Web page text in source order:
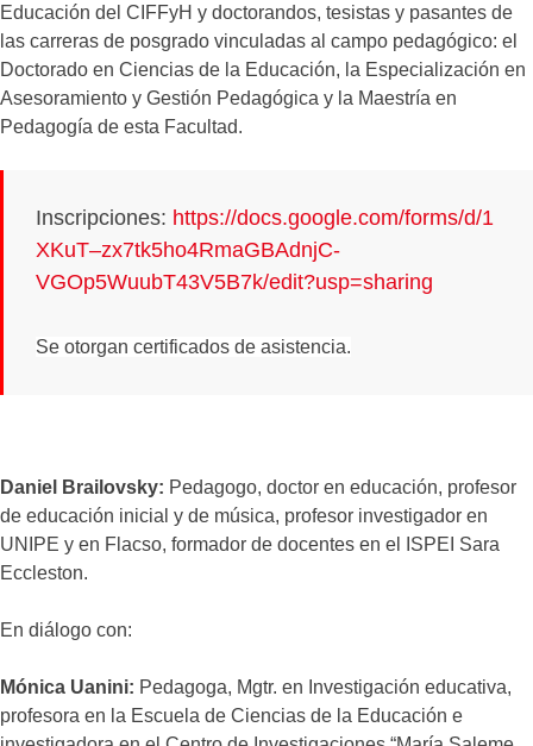
Educación del CIFFyH y doctorandos, tesistas y pasantes de
las carreras de posgrado vinculadas al campo pedagógico: el
Doctorado en Ciencias de la Educación, la Especialización en
Asesoramiento y Gestión Pedagógica y la Maestría en
Pedagogía de esta Facultad.
Inscripciones: https://docs.google.com/forms/d/1
XKuT–zx7tk5ho4RmaGBAdnjC-
VGOp5WuubT43V5B7k/edit?usp=sharing
Se otorgan certificados de asistencia.
Daniel Brailovsky: Pedagogo, doctor en educación, profesor
de educación inicial y de música, profesor investigador en
UNIPE y en Flacso, formador de docentes en el ISPEI Sara
Eccleston.
En diálogo con:
Mónica Uanini: Pedagoga, Mgtr. en Investigación educativa,
profesora en la Escuela de Ciencias de la Educación e